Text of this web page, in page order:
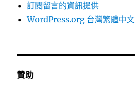
訂閱留言的資訊提供
WordPress.org 台灣繁體中文
贊助